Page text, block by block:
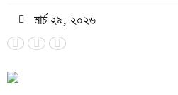
মার্চ ২৯, ২০২৬